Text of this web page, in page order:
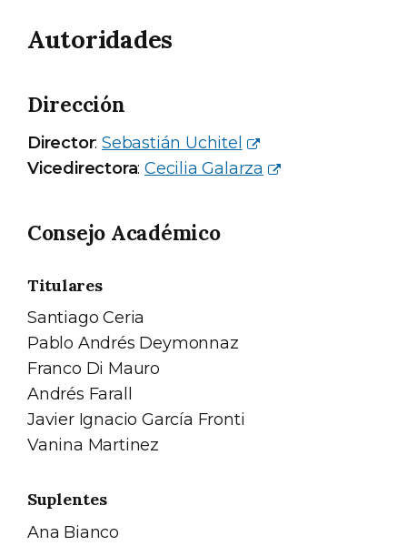
Autoridades
Dirección
Director:Sebastián Uchitel
Vicedirectora:Cecilia Galarza
Consejo Académico
Titulares
Santiago Ceria
Pablo Andrés Deymonnaz
Franco Di Mauro
Andrés Farall
Javier Ignacio García Fronti
Vanina Martinez
Suplentes
Ana Bianco